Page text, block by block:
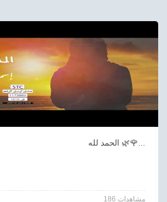
الحمد لله 🌿🌹...
186 مشاهدات